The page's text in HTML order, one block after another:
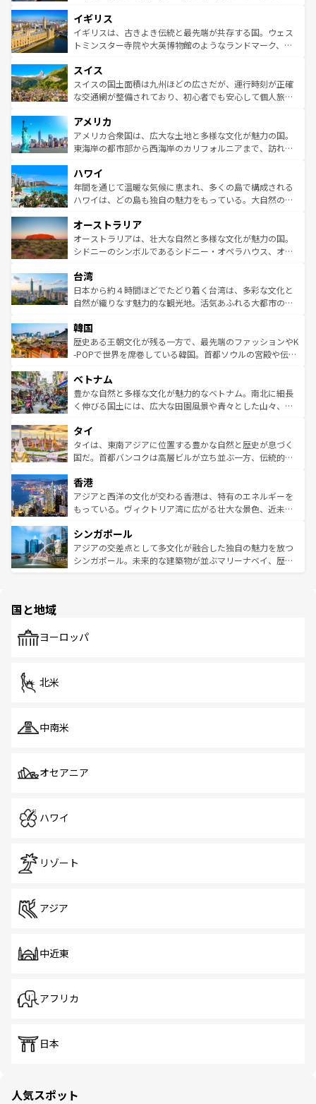
いる。シャンパンの発祥地であるランス、プロヴァンスの
香り高いラベンダー畑など、多彩な楽しみ方が可能だ。さ
らに、パリ以外の地域にも魅力が溢れており、どの街角に
れる地方に足を運ぶとそれぞれで全く異なる文化を体験で
きるだろう。 なお、新着のフランス情報はコンテンツ一覧
を参照してほしい。
顔を持つこの国は、どこを歩いても飽きることがない。ベ
ルリンの文化的活気、バイエルン州のアルプスの絶景、そ
してライン川沿いのワイン畑といった風景は必見。ビール
は、お酒好きな人にはぜひ体験してほしい。 なお、新着の
ドイツ情報はコンテンツ一覧を参照してほしい。
イギリス
イギリスは、古きよき伝統と最先端が共存する国。ウェス
トミンスター寺院や大英博物館のようなランドマーク、歴
リアごとに異なる魅力がある。また、優雅なアフタヌーン
ティー、ビール好きにはたまらない英国パブ、サッカー観
戦など、本場だからこそできる体験も豊富。イギリスを旅
ンツ一覧を参照してほしい。
スイス
スイスの国土面積は九州ほどの広さだが、運行時刻が正確
な交通網が整備されており、初心者でも安心して個人旅行
の建物がそのまま残る町や、スイスならではのユニークな
博物館もあり、アルプス観光だけでなく町歩きも満喫する
ことができる。国民の所得が高いため物価も高いが、旅行
ば市内交通費無料で観光を楽しむこともできる。 なお、新
着のスイス情報はコンテンツ一覧 を参照してほしい。
アメリカ
アメリカ合衆国は、広大な土地と多様な文化が魅力の国。
東海岸の都市部から西海岸のカリフォルニアまで、訪れる
のような巨大都市は、観光、ショッピング、エンターテイ
ンメントが詰まった刺激的なスポットだ。一方、アメリカ
西部には大自然が広がり、グランドキャニオンやイエロー
部のニューオーリンズでは、音楽と美食が融合した独特の
文化が魅力。旅行者はアメリカの各地域で異なる魅力を楽
しみながら、その多様性と豊かな歴史を感じることができ
ならではの贅沢な旅のスタイルだ。 なお、新着のアメリカ
情報はコンテンツ一覧を参照してほしい。
ハワイ
年間を通じて温暖な気候に恵まれ、多くの島で構成される
ハワイは、どの島も独自の魅力をもっている。大自然の神
ワイ島は見逃せない。また、定番の観光地といえばオアフ
島だが、静かな自然を求めるならマウイ島やカウアイ島が
おすすめ。エメラルドグリーンに輝く海をはじめ、豊かな
れるおもてなしの心で訪れる人々を迎えてくれるハワイの
人々、おいしいローカルフードやハワイアンミュージッ
ク、伝統的なフラダンスなど、すべてがハワイの魅力を彩
ワイを、存分に味わってほしい。 なお、新着のハワイ情報
はコンテンツ一覧を参照してほしい。
オーストラリア
オーストラリアは、壮大な自然と多様な文化が魅力の国。
シドニーのシンボルであるシドニー・オペラハウス、オー
リアリーフや大陸中央部にそびえるウルル（エアーズロッ
ク）、タスマニアの美しい原生林やケアンズの熱帯雨林な
ど、見どころがたくさん。また、カフェやワイン、オージ
いる。アクティビティも充実しており、サーフィンやダイ
ビング、ハイキングなど、アウトドア好きにはたまらな
い。オーストラリアの多彩な魅力を存分に味わいつくそ
参照してほしい。
台湾
日本から約４時間ほどでたどり着く台湾は、多彩な文化と
自然が織りなす魅力的な観光地。活気あふれる大都市の台
ン）、静ひつな山岳地帯である台湾東部など、都市の喧騒
と山間の静けさが共存しており、訪れる人に新しい発見と
驚きをもたらしてくれる。また、奥深い台湾の食文化も魅
容にもいいと評判のスイーツなど、バラエティ豊かな料理
が味わえる。 なお、新着の台湾情報は コンテンツ一覧を参
照してほしい。
韓国
歴史ある王朝文化が残る一方で、最先端のファッションやK
-POPで世界を席巻している韓国。首都ソウルの宮殿や伝統
き、地方に足を延ばせば四季折々の自然美を楽しむことが
できる。そして、キムチや焼肉、絶品のストリートフード
まで、さまざまな韓国料理が待っている。夜には、韓国な
リティに包まれながら、韓国の多彩な魅力を心ゆくまで味
わってみてほしい。 なお、新着の韓国情報はコンテンツ一
覧を参照してほしい。
ベトナム
豊かな自然と多様な文化が魅力的なベトナム。南北に細長
く伸びる国土には、広大な田園風景や青々とした山々、世
急速な発展と共に伝統が息づく。ハノイの古い町並みやホ
ーチミン市のフランス統治時代の建物も、独特の雰囲気を
醸し出している。また、バラエティの豊かさとおいしさで
とつ。フォーやバインミー、ベトナムコーヒーなどは、ぜ
ひ現地で味わいたい。どの地域を訪れてもあたたかい人々
が旅行者を迎えてくれるので、きっと忘れられない旅にな
参照してほしい。
タイ
タイは、東南アジアに位置する豊かな自然と歴史が息づく
国だ。首都バンコクは高層ビルが立ち並ぶ一方、伝統的な
の活気が交差している。北部ではチェンマイなどの山岳地
帯で自然と触れ合い、南部ではプーケットやクラビの美し
いビーチでリゾート気分を楽しむことができる。タイ料理
激する。気候は一年中温暖で、どの季節にも異なる楽しみ
が待っている。親しみやすいタイの人々、仏教を中心とし
た文化、そして多様な観光資源が、訪れる旅人を魅了し続
香港
アジアと西洋の文化が交わる香港は、特有のエネルギーを
もっている。ヴィクトリア湾に広がる壮大な景色、近未来
み、どこを訪れても感動するはず。観光スポットが密集し
ており、効率よく見どころを回れるのも魅力。息をのむよ
うな絶景から文化的な体験まで、香港を存分に楽しみ尽く
シンガポール
アジアの交差点として多文化が融合した独自の魅力を放つ
シンガポール。未来的な建築物が並ぶマリーナベイ、歴史
で、ホーカーズは地元の風情を楽しめる外せないスポット
国と地域
ヨーロッパ
北米
中南米
オセアニア
ハワイ
リゾート
アジア
中近東
アフリカ
日本
人気スポット